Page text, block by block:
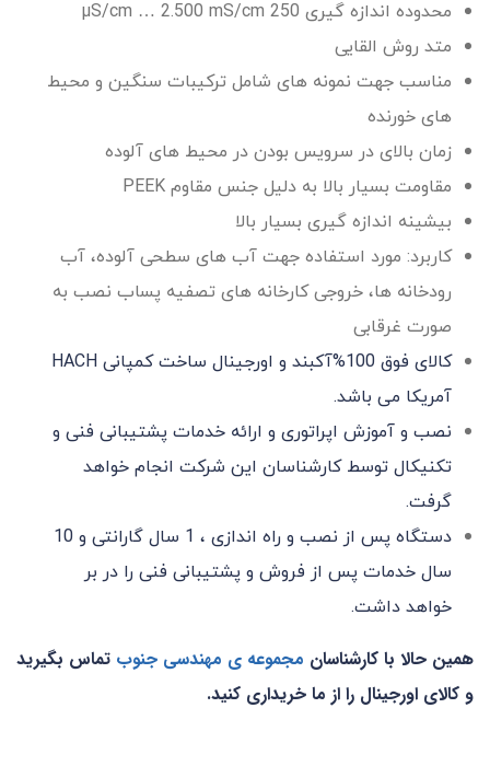
محدوده اندازه گیری 250 µS/cm … 2.500 mS/cm
متد روش القایی
مناسب جهت نمونه های شامل ترکیبات سنگین و محیط
های خورنده
زمان بالای در سرویس بودن در محیط های آلوده
مقاومت بسیار بالا به دلیل جنس مقاوم PEEK
بیشینه اندازه گیری بسیار بالا
کاربرد: مورد استفاده جهت آب های سطحی آلوده، آب
رودخانه ها، خروجی کارخانه های تصفیه پساب نصب به
صورت غرقابی
کالای فوق 100%آکبند و اورجینال ساخت کمپانی HACH
آمریکا می باشد.
نصب و آموزش اپراتوری و ارائه خدمات پشتیبانی فنی و
تکنیکال توسط کارشناسان این شرکت انجام خواهد
گرفت.
دستگاه پس از نصب و راه اندازی ، 1 سال گارانتی و 10
سال خدمات پس از فروش و پشتیبانی فنی را در بر
خواهد داشت.
همین حالا با کارشناسان مجموعه ی مهندسی جنوب تماس بگیرید
و کالای اورجینال را از ما خریداری کنید.